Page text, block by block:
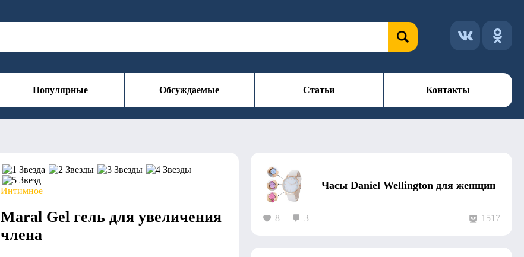
Популярные Обсуждаемые Статьи Контакты
Часы Daniel Wellington для женщин
8 3 1517
Интимное
Maral Gel гель для увеличения
члена